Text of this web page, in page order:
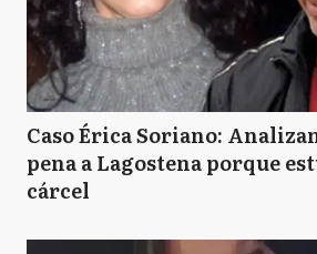
Caso Érica Soriano:
pena a Lagostena porque
cárcel